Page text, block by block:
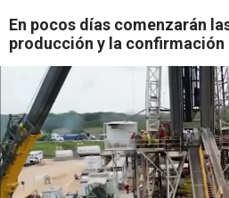
En pocos días comenzarán
producción y la confirmación